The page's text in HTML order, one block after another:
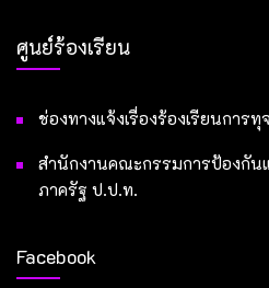
ศูนย์ร้องเรียน
ช่องทางแจ้งเรื่องร้องเรียนการ
สำนักงานคณะกรรมการป้องกัน
ภาครัฐ ป.ป.ท.
Facebook